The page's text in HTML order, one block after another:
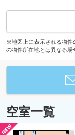
※地図上に表示される物件
の物件所在地とは異なる場
空室一覧